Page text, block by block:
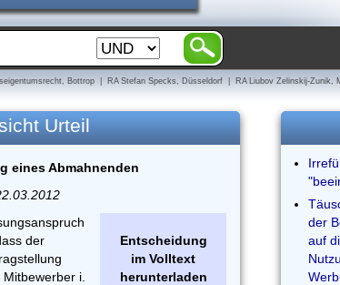
Bottrop | RA Stefan Specks, Düsseldorf | RA Liubov Zelinskij-Zunik,
Urteil
eines Abmahnenden
Entscheidung
im Volltext
herunterladen
der
i.
der
auf